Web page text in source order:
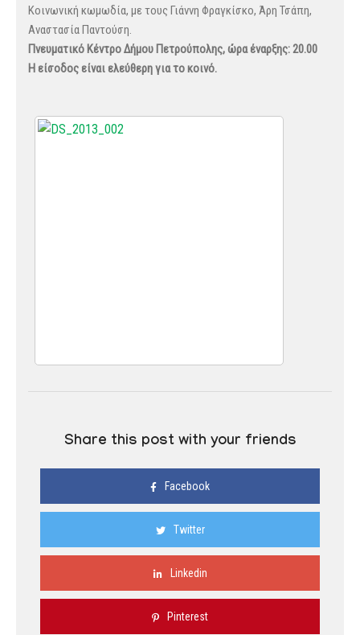
Κοινωνική κωμωδία, με τους Γιάννη Φραγκίσκο, Άρη Τσάπη,
Αναστασία Παντούση.
Πνευματικό Κέντρο Δήμου Πετρούπολης, ώρα έναρξης: 20.00
Η είσοδος είναι ελεύθερη για το κοινό.
Share this post with your friends
Facebook
Twitter
Linkedin
Pinterest